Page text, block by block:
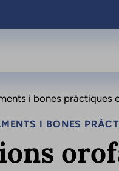
i bones pràctiques
I BONES